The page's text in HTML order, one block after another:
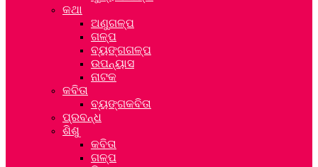
କଥା
ଅଣୁଗଳ୍ପ
ଗଳ୍ପ
ବ୍ୟଙ୍ଗଗଳ୍ପ
ଉପନ୍ୟାସ
ନାଟକ
କବିତା
ବ୍ୟଙ୍ଗକବିତା
ପ୍ରବନ୍ଧ
ଶିଶୁ
କବିତା
ଗଳ୍ପ